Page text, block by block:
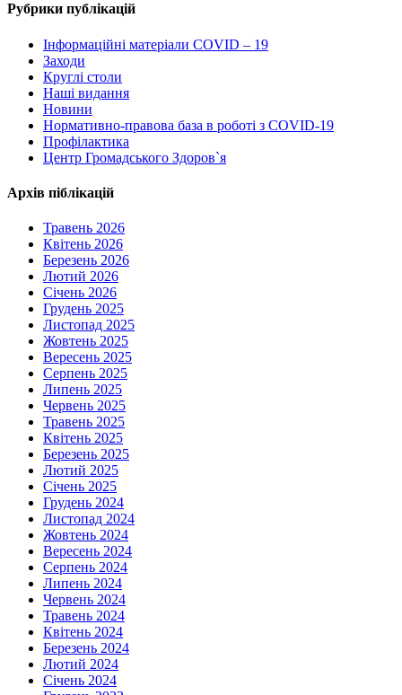
Рубрики публікацій
Інформаційні матеріали COVID – 19
Заходи
Круглі столи
Наші видання
Новини
Нормативно-правова база в роботі з COVID-19
Профілактика
Центр Громадського Здоров`я
Архів піблікацій
Травень 2026
Квітень 2026
Березень 2026
Лютий 2026
Січень 2026
Грудень 2025
Листопад 2025
Жовтень 2025
Вересень 2025
Серпень 2025
Липень 2025
Червень 2025
Травень 2025
Квітень 2025
Березень 2025
Лютий 2025
Січень 2025
Грудень 2024
Листопад 2024
Жовтень 2024
Вересень 2024
Серпень 2024
Липень 2024
Червень 2024
Травень 2024
Квітень 2024
Березень 2024
Лютий 2024
Січень 2024